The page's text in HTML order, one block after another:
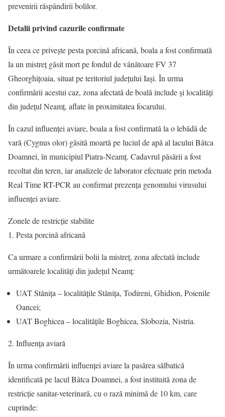
prevenirii răspândirii bolilor.
Detalii privind cazurile confirmate
În ceea ce privește pesta porcină africană, boala a fost confirmată
la un mistreț găsit mort pe fondul de vânătoare FV 37
Gheorghițoaia, situat pe teritoriul județului Iași. În urma
confirmării acestui caz, zona afectată de boală include și localități
din județul Neamț, aflate în proximitatea focarului.
În cazul influenței aviare, boala a fost confirmată la o lebădă de
vară (Cygnus olor) găsită moartă pe luciul de apă al lacului Bâtca
Doamnei, în municipiul Piatra-Neamț. Cadavrul păsării a fost
recoltat din teren, iar analizele de laborator efectuate prin metoda
Real Time RT-PCR au confirmat prezența genomului virusului
influenței aviare.
Zonele de restricție stabilite
1. Pesta porcină africană
Ca urmare a confirmării bolii la mistreț, zona afectată include
următoarele localități din județul Neamț:
UAT Stănița – localitățile Stănița, Todireni, Ghidion, Poienile
Oancei;
UAT Boghicea – localitățile Boghicea, Slobozia, Nistria.
2. Influența aviară
În urma confirmării influenței aviare la pasărea sălbatică
identificată pe lacul Bâtca Doamnei, a fost instituită zona de
restricție sanitar-veterinară, cu o rază minimă de 10 km, care
cuprinde: